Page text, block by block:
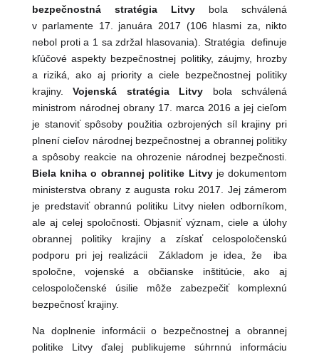
bezpečnostná stratégia
Litvy bola schválená
v parlamente 17. januára 2017 (106 hlasmi za, nikto
nebol proti a 1 sa zdržal hlasovania). Stratégia definuje
kľúčové aspekty bezpečnostnej politiky, záujmy, hrozby
a riziká, ako aj priority a ciele bezpečnostnej politiky
krajiny.Vojenská stratégia Litvy bola schválená
ministrom národnej obrany 17. marca 2016 a jej cieľom
je stanoviť spôsoby použitia ozbrojených síl krajiny pri
plnení cieľov národnej bezpečnostnej a obrannej politiky
a spôsoby reakcie na ohrozenie národnej bezpečnosti.
Biela kniha o obrannej politike Litvyje dokumentom
ministerstva obrany z augusta roku 2017. Jej zámerom
je predstaviť obrannú politiku Litvy nielen odborníkom,
ale aj celej spoločnosti. Objasniť význam, ciele a úlohy
obrannej politiky krajiny a získať celospoločenskú
podporu pri jej realizácii Základom je idea, že iba
spoločne, vojenské a občianske inštitúcie, ako aj
celospoločenské úsilie môže zabezpečiť komplexnú
bezpečnosť krajiny.
Na doplnenie informácii o bezpečnostnej a obrannej
politike Litvy ďalej publikujeme súhrnnú informáciu